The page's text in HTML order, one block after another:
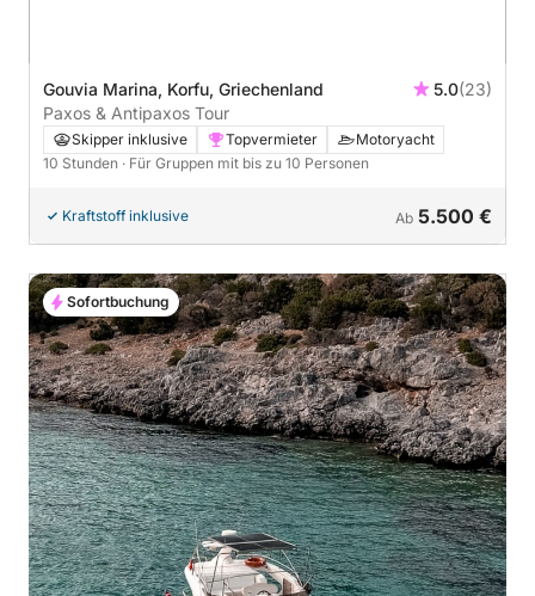
Gouvia Marina, Korfu, Griechenland 5.0(23)
Paxos & Antipaxos Tour
Skipper inklusive Topvermieter
Motoryacht
10 Stunden · Für Gruppen mit bis zu 10 Personen
Kraftstoff inklusive Ab 5.500 €
Sofortbuchung